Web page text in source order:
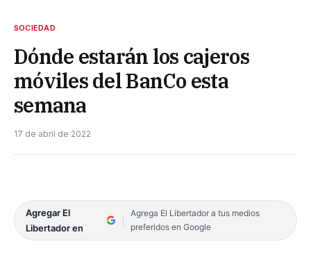
SOCIEDAD
Dónde estarán los cajeros
móviles del BanCo esta
semana
17 de abril de 2022
Agregar El
Libertador en
Agrega El Libertador a tus medios
preferidos en Google